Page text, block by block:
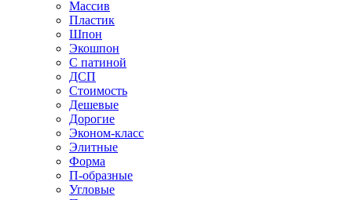
Массив
Пластик
Шпон
Экошпон
С патиной
ДСП
Стоимость
Дешевые
Дорогие
Эконом-класс
Элитные
Форма
П-образные
Угловые